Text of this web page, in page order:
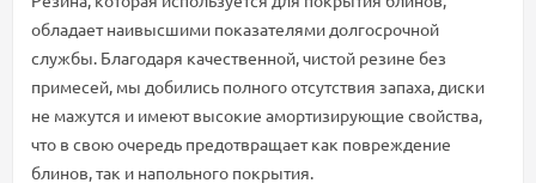
обладает наивысшими показателями долгосрочной
службы. Благодаря качественной, чистой резине без
примесей, мы добились полного отсутствия запаха, диски
не мажутся и имеют высокие амортизирующие свойства,
что в свою очередь предотвращает как повреждение
блинов, так и напольного покрытия.